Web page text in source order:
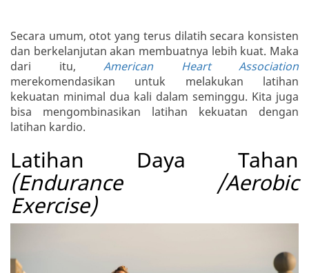
Secara umum, otot yang terus dilatih secara konsisten
dan berkelanjutan akan membuatnya lebih kuat. Maka
dari itu, American Heart Association
merekomendasikan untuk melakukan latihan
kekuatan minimal dua kali dalam seminggu. Kita juga
bisa mengombinasikan latihan kekuatan dengan
latihan kardio.
Latihan Daya Tahan
(Endurance /Aerobic
Exercise)